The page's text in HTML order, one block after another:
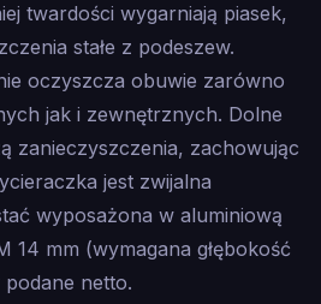
twardości wygarniają piasek,
stałe z podeszew.
oczyszcza obuwie zarówno
jak i zewnętrznych. Dolne
zanieczyszczenia, zachowując
jest zwijalna
wyposażona w aluminiową
14 mm (wymagana głębokość
netto.